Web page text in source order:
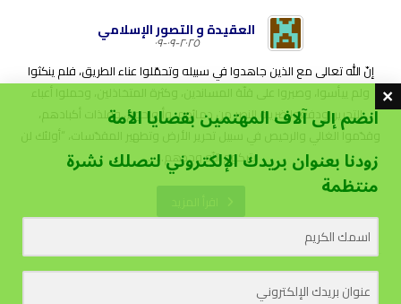
العقيدة و التصور الإسلامي
٢٠٢٥-٠٩-٠٩
إنّ الله تعالى مع الذين جاهدوا في سبيله وتحمّلوا عناء الطريق، فلم ينكثوا
ولم ييأسوا، وصبروا على قلّة المساندين، وكثرة المتخاذلين، وحملوا أعباء
التحرير، ودفعوا ضريبة النصر من دمائهم، وأرواحهم، وفلذات أكبادهم،
وقدّموا الغالي والرخيص في سبيل تحرير الأرض وتطهير المقدّسات، “أولئك لن
يتركهم اللّه وحدهم... ...
انضم إلى آلاف المهتمين بقضايا الأمة
زودنا بعنوان بريدك الإلكتروني لتصلك نشرة
منتظمة